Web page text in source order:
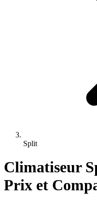
Split
Climatiseur
Prix et